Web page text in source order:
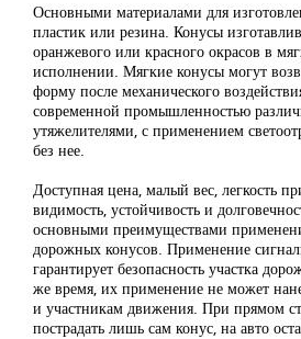
Основными материалами для
пластик или резина. Конусы
оранжевого или красного окрасов в
исполнении. Мягкие конусы могут
форму после механического
современной промышленностью
утяжелителями, с применением
без нее.
Доступная цена, малый вес, легкость
видимость, устойчивость и
основными преимуществами
дорожных конусов. Применение
гарантирует безопасность участка
же время, их применение не может
и участникам движения. При прямом
пострадать лишь сам конус, на авто